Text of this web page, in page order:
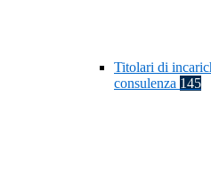
Titolari di
consulenza 145